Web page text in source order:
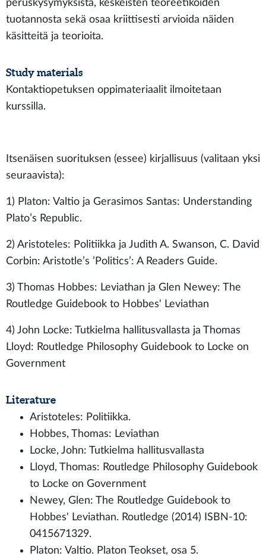
peruskysymyksistä, keskeisten teoreetikoiden
tuotannosta sekä osaa kriittisesti arvioida näiden
käsitteitä ja teorioita.
Study materials
Kontaktiopetuksen oppimateriaalit ilmoitetaan
kurssilla.
Itsenäisen suorituksen (essee) kirjallisuus (valitaan yksi
seuraavista):
1) Platon: Valtio ja Gerasimos Santas: Understanding
Plato’s Republic.
2) Aristoteles: Politiikka ja Judith A. Swanson, C. David
Corbin: Aristotle’s ’Politics’: A Readers Guide.
3) Thomas Hobbes: Leviathan ja Glen Newey: The
Routledge Guidebook to Hobbes' Leviathan
4) John Locke: Tutkielma hallitusvallasta ja Thomas
Lloyd: Routledge Philosophy Guidebook to Locke on
Government
Literature
Aristoteles: Politiikka.
Hobbes, Thomas: Leviathan
Locke, John: Tutkielma hallitusvallasta
Lloyd, Thomas: Routledge Philosophy Guidebook
to Locke on Government
Newey, Glen: The Routledge Guidebook to
Hobbes' Leviathan. Routledge (2014) ISBN-10:
0415671329.
Platon: Valtio. Platon Teokset, osa 5.